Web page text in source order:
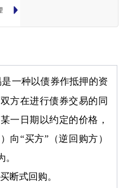
一种以债券作抵押的资
方在进行债券交易的同
一日期以约定的价格，
向“买方”（逆回购方）
断式回购。